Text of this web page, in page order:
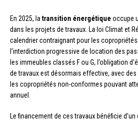
En 2025, latransition énergétique occupe
dans les projets de travaux. La loi Climat et
calendrier contraignant pour les
l’interdiction progressive de location des
les immeubles classés F ou G, l’obligation
de travaux est désormais effective, avec
les copropriétés non-conformes pouvant
annuel.
Le financement de ces travaux bénéficie